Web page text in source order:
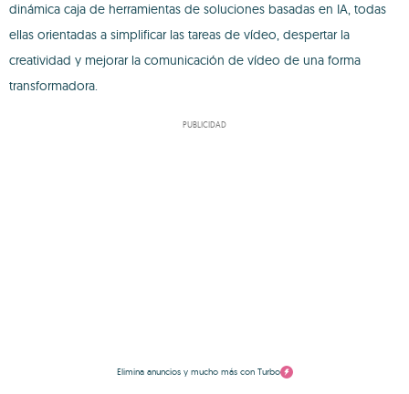
dinámica caja de herramientas de soluciones basadas en IA, todas
ellas orientadas a simplificar las tareas de vídeo, despertar la
creatividad y mejorar la comunicación de vídeo de una forma
transformadora.
PUBLICIDAD
Elimina anuncios y mucho más con Turbo